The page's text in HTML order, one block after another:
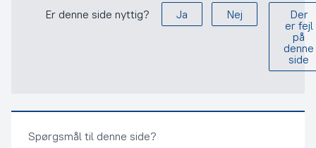
Er denne side nyttig? Ja Nej
Der
er fejl
på
denne
side
Spørgsmål til denne side?